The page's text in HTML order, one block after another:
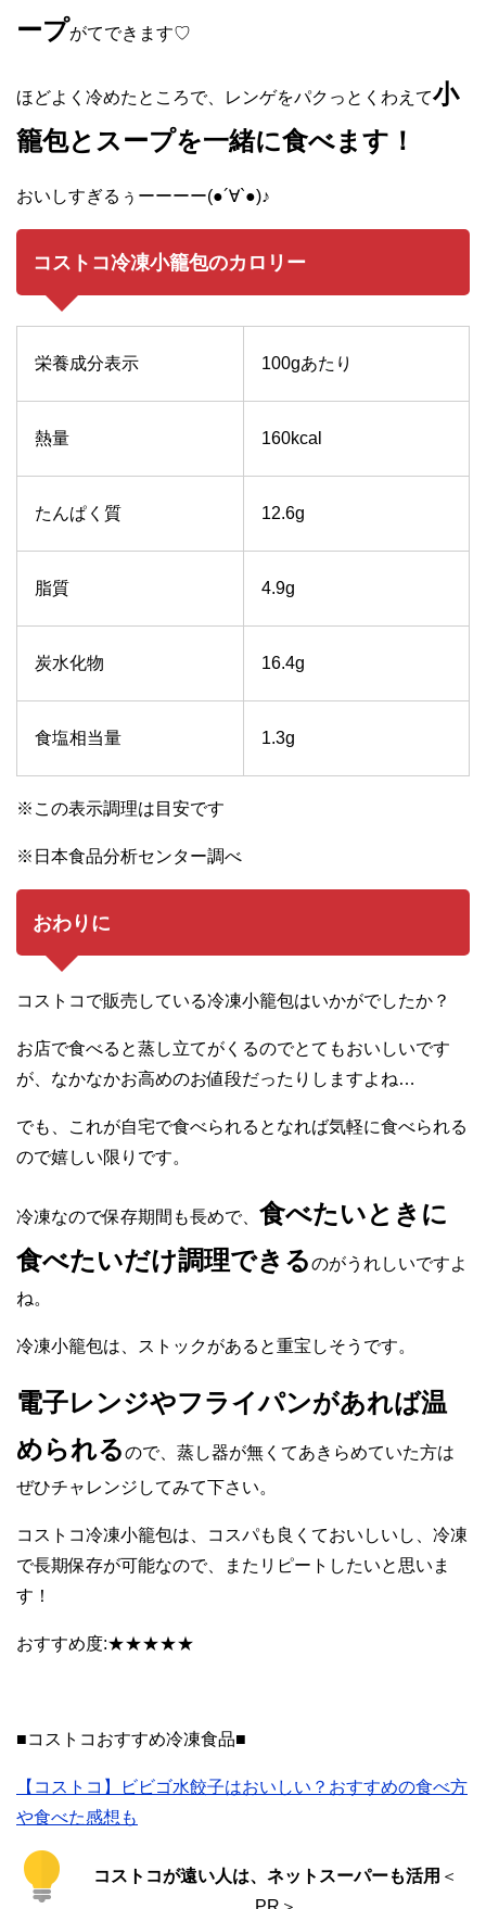
ープがてできます♡
ほどよく冷めたところで、レンゲをパクっとくわえて小
籠包とスープを一緒に食べます！
おいしすぎるぅーーーー(●︎´∀︎`●︎)♪
コストコ冷凍小籠包のカロリー
栄養成分表示 100gあたり
熱量 160kcal
たんぱく質 12.6g
脂質 4.9g
炭水化物 16.4g
食塩相当量 1.3g
※この表示調理は目安です
※日本食品分析センター調べ
おわりに
コストコで販売している冷凍小籠包はいかがでしたか？
お店で食べると蒸し立てがくるのでとてもおいしいです
が、なかなかお高めのお値段だったりしますよね…
でも、これが自宅で食べられるとなれば気軽に食べられる
ので嬉しい限りです。
冷凍なので保存期間も長めで、 食べたいときに
食べたいだけ調理できるのがうれしいですよ
ね。
冷凍小籠包は、ストックがあると重宝しそうです。
電子レンジやフライパンがあれば温
められるので、蒸し器が無くてあきらめていた方は
ぜひチャレンジしてみて下さい。
コストコ冷凍小籠包は、コスパも良くておいしいし、冷凍
で長期保存が可能なので、またリピートしたいと思いま
す！
おすすめ度:★★★★★
■コストコおすすめ冷凍食品■
【コストコ】ビビゴ水餃子はおいしい？おすすめの食べ方
や食べた感想も
コストコが遠い人は、ネットスーパーも活用 ＜